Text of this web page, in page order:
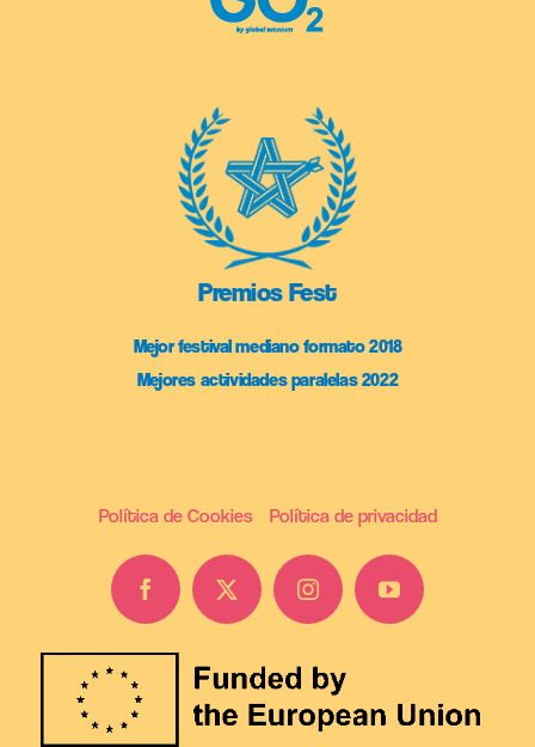
Premios Fest
Mejor festival mediano formato 2018
Mejores actividades paralelas 2022
Política de Cookies Política de privacidad